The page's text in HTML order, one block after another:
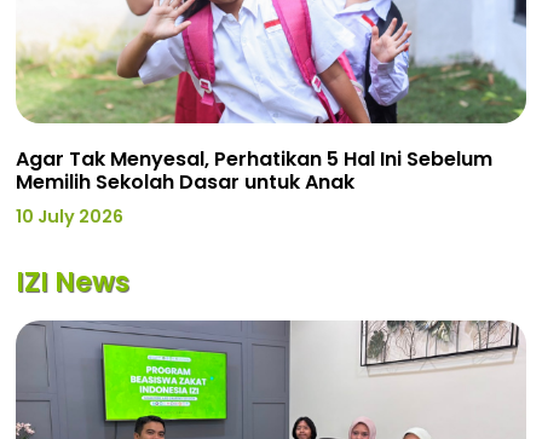
Agar Tak Menyesal, Perhatikan 5 Hal Ini Sebelum
Memilih Sekolah Dasar untuk Anak
10 July 2026
IZI News